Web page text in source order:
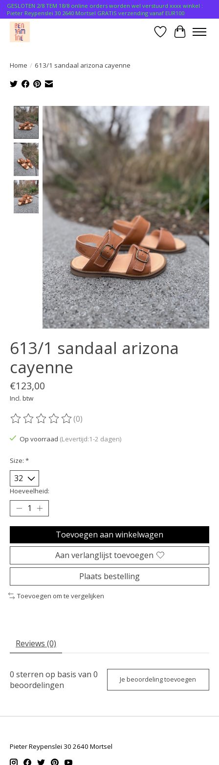
GESLOTEN 2/8 TEM 18/8 online orders worden wel verstuurd xxxx winkel :
Pieter Reypenslei 30 2640 Mortsel GRATIS verzending vanaf EUR100
Verlanglijst
Home / 613/1 sandaal arizona cayenne
Product image slideshow Items
613/1 sandaal arizona
cayenne
€123,00
Incl. btw
De beoordeling van dit product is
(0)
Op voorraad (Levertijd:1-2 dagen)
Size: *
Hoeveelheid:
Toevoegen aan winkelwagen
Aan verlanglijst toevoegen
Plaats bestelling
Toevoegen om te vergelijken
Reviews (0)
0 sterren op basis van 0
beoordelingen
Je beoordeling toevoegen
Pieter Reypenslei 30 2640 Mortsel